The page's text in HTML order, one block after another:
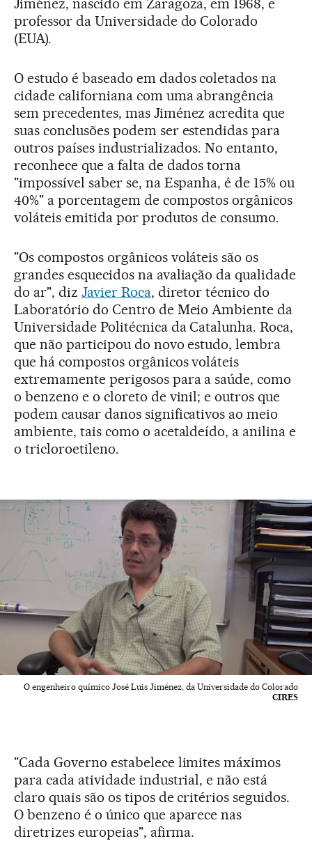
Jiménez, nascido em Zaragoza, em 1968, e
professor da Universidade do Colorado
(EUA).
O estudo é baseado em dados coletados na
cidade californiana com uma abrangência
sem precedentes, mas Jiménez acredita que
suas conclusões podem ser estendidas para
outros países industrializados. No entanto,
reconhece que a falta de dados torna
"impossível saber se, na Espanha, é de 15% ou
40%" a porcentagem de compostos orgânicos
voláteis emitida por produtos de consumo.
"Os compostos orgânicos voláteis são os
grandes esquecidos na avaliação da qualidade
do ar", diz Javier Roca, diretor técnico do
Laboratório do Centro de Meio Ambiente da
Universidade Politécnica da Catalunha. Roca,
que não participou do novo estudo, lembra
que há compostos orgânicos voláteis
extremamente perigosos para a saúde, como
o benzeno e o cloreto de vinil; e outros que
podem causar danos significativos ao meio
ambiente, tais como o acetaldeído, a anilina e
o tricloroetileno.
O engenheiro químico José Luis Jiménez, da Universidade do Colorado
CIRES
"Cada Governo estabelece limites máximos
para cada atividade industrial, e não está
claro quais são os tipos de critérios seguidos.
O benzeno é o único que aparece nas
diretrizes europeias", afirma.